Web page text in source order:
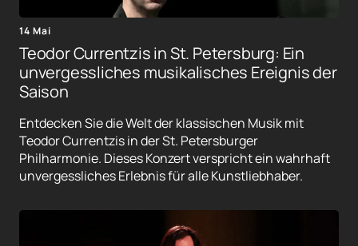
14 Mai
Teodor Currentzis in St. Petersburg: Ein
unvergessliches musikalisches Ereignis der
Saison
Entdecken Sie die Welt der klassischen Musik mit
Teodor Currentzis in der St. Petersburger
Philharmonie. Dieses Konzert verspricht ein wahrhaft
unvergessliches Erlebnis für alle Kunstliebhaber.